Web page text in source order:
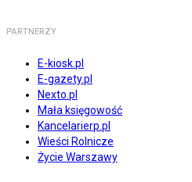
PARTNERZY
E-kiosk.pl
E-gazety.pl
Nexto.pl
Mała księgowość
Kancelarierp.pl
Wieści Rolnicze
Życie Warszawy